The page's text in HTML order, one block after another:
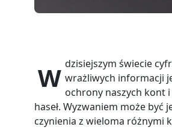
W dzisiejszym świecie
wrażliwych informacji
ochrony naszych kont
haseł. Wyzwaniem może
czynienia z wieloma różnymi